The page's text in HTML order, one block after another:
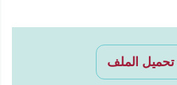
تحميل الملف